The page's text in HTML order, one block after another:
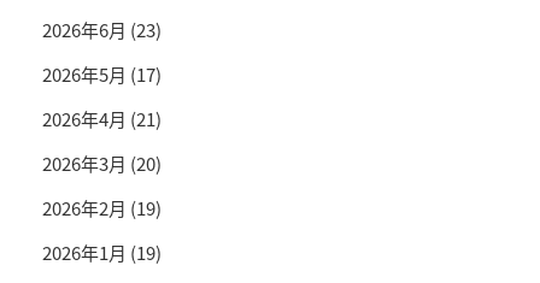
2026年6月 (23)
2026年5月 (17)
2026年4月 (21)
2026年3月 (20)
2026年2月 (19)
2026年1月 (19)